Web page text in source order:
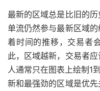
最新的区域总是比旧的
单流仍然参与最新区域
着时间的推移，交易者
此，区域越新，交易者
人通常只在图表上绘制1
新和最强劲的区域是优